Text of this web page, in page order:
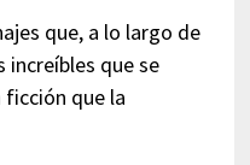
que, a lo largo de
increíbles que se
ficción que la